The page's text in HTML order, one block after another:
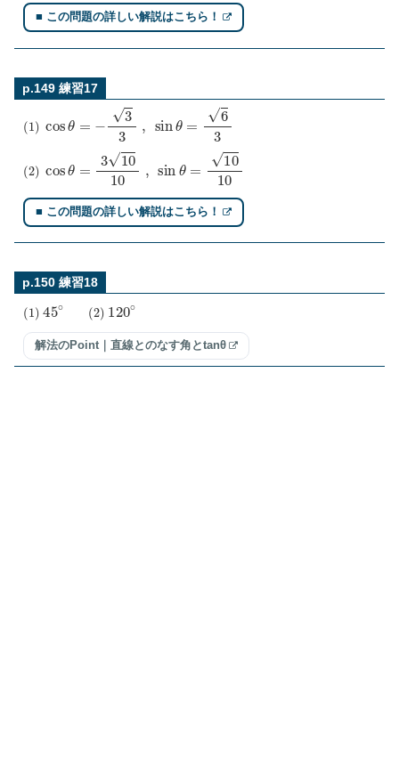
■ この問題の詳しい解説はこちら！
p.149 練習17
( 1) cosθ , sin =6 3
(2) cosθ 1010 , θ 10
■ この問題の詳しい解説はこちら！
p.150 練習18
( 1) 45∘ (2) 120∘
解法のPoint｜直線とのなす角とtanθ